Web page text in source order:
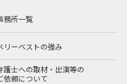
務所一覧
リーベストの強み
護士への取材・出演等の
依頼について